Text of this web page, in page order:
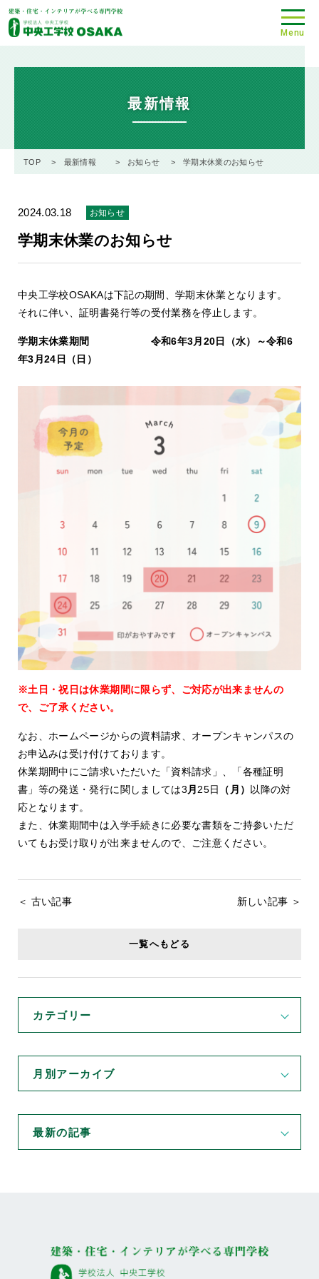
最新情報
TOP 最新情報 お知らせ 学期末休業のお知らせ
2024.03.18 お知らせ
学期末休業のお知らせ
中央工学校OSAKAは下記の期間、学期末休業となります。
それに伴い、証明書発行等の受付業務を停止します。
学期末休業期間 令和6年3月20日（水）～令和6
年3月24日（日）
※土日・祝日は休業期間に限らず、ご対応が出来ませんの
で、ご了承ください。
なお、ホームページからの資料請求、オープンキャンパスの
お申込みは受け付けております。
休業期間中にご請求いただいた「資料請求」、「各種証明
書」等の発送・発行に関しましては3 月 25日 （月） 以降の対
応となります。
また、休業期間中は入学手続きに必要な書類をご持参いただ
いてもお受け取りが出来ませんので、ご注意ください。
＜ 古い記事 新しい記事 ＞
一覧へもどる
カテゴリー
月別アーカイブ
最新の記事
Menu